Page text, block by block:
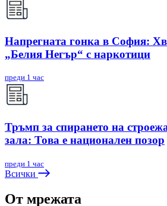
Напрегната гонка в София:
„Белия Негър“ с наркотици
преди 1 час
Тръмп за спирането на
зала: Това е национален позор
преди 1 час
Всички
От мрежата